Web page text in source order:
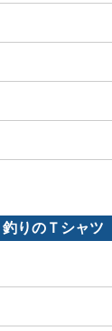
釣りのＴシャツ